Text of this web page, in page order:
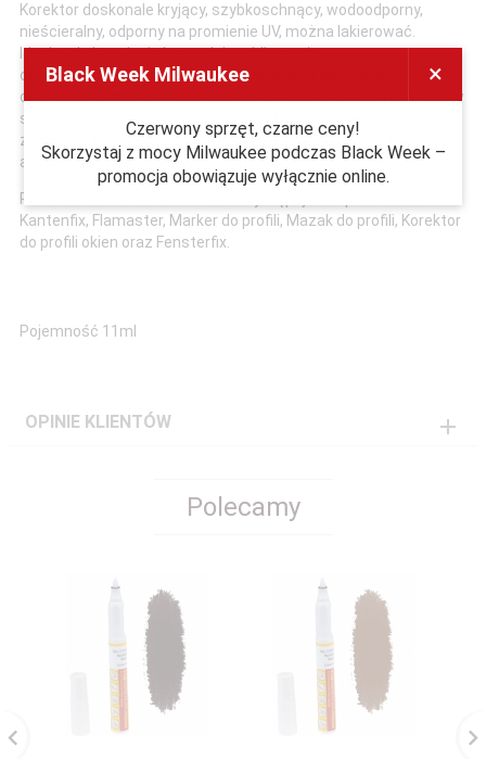
Korektor doskonale kryjący, szybkoschnący, wodoodporny,
nieścieralny, odporny na promienie UV, można lakierować.
Idealny do barwienia krawędzi mebli, naroży
okiennych, drzwiowych i innych uszkodzeń na powierzchniach
okien, drzwi, mebli, płyt z drewna, pcv, ALUMINIUM, płyt i tworzyw
sztucznych. Do zastosowań wewnątrz pomieszczeń i na
zewnątrz. Farba odporna na działanie światła i czynników
atmosferycznych.
Pisak Kanten-fix Okno Premium występuje też pod nazwami:
Kantenfix, Flamaster, Marker do profili, Mazak do profili, Korektor
do profili okien oraz Fensterfix.
Pojemność 11ml
OPINIE KLIENTÓW
Polecamy
×
Black Week Milwaukee
Czerwony sprzęt, czarne ceny!
Skorzystaj z mocy Milwaukee podczas Black Week –
promocja obowiązuje wyłącznie online.